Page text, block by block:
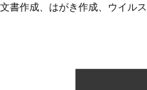
文書作成、はがき作成、ウイル